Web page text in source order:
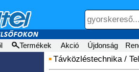
Termékek Akció Újdonság
Távközléstechnika/